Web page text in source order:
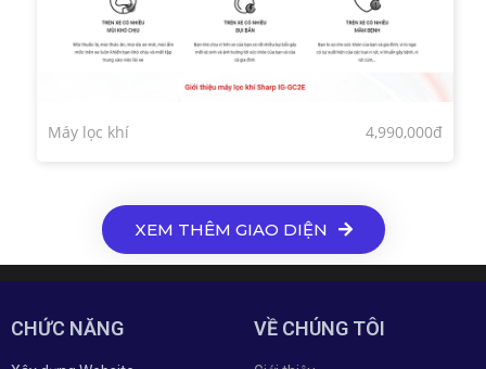
Máy lọc khí 4,990,000đ
XEM THÊM GIAO DIỆN
CHỨC NĂNG VỀ CHÚNG TÔI